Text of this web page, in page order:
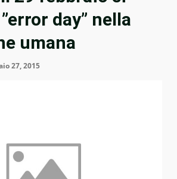
day” nella
umana
27, 2015